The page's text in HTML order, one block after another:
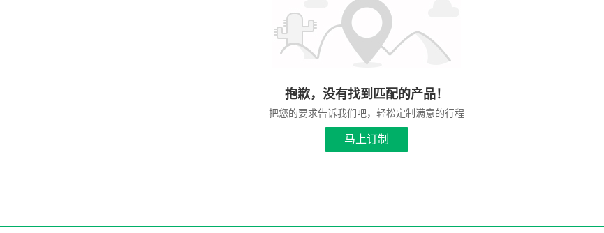
抱歉，没有找到匹配的产品！
把您的要求告诉我们吧，轻松定制满意的行程
马上订制